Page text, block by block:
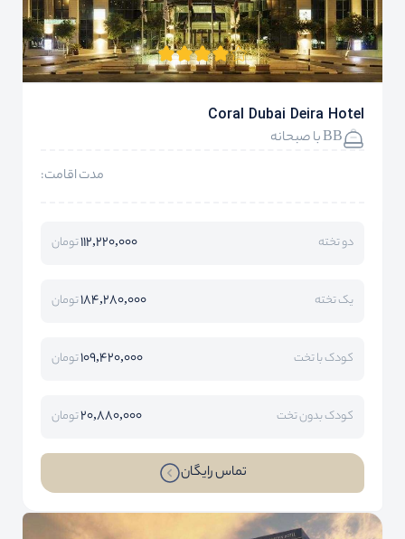
Coral Dubai Deira Hotel
BB با صبحانه
مدت اقامت:
دو تخته 112,220,000تومان
یک تخته 184,280,000تومان
کودک با تخت 109,420,000تومان
کودک بدون تخت 20,880,000تومان
تماس رایگان